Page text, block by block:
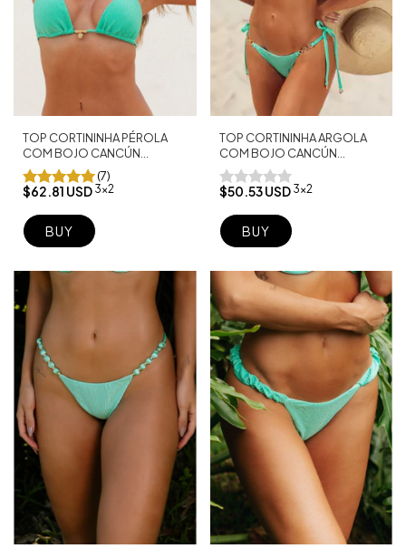
TOP CORTININHA PÉROLA
COM BOJO CANCÚN
BAHAMAS
(7)
$62.81 USD 3x2
BUY
TOP CORTININHA ARGOLA
COM BOJO CANCÚN
BAHAMAS
$50.53 USD 3x2
BUY